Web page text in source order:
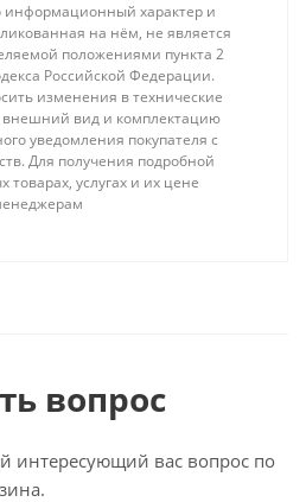
информационный характер и
на нём, не является
положениями пункта 2
Российской Федерации.
изменения в технические
внешний вид и комплектацию
уведомления покупателя с
Для получения подробной
услугах и их цене
вопрос
интересующий вас вопрос по